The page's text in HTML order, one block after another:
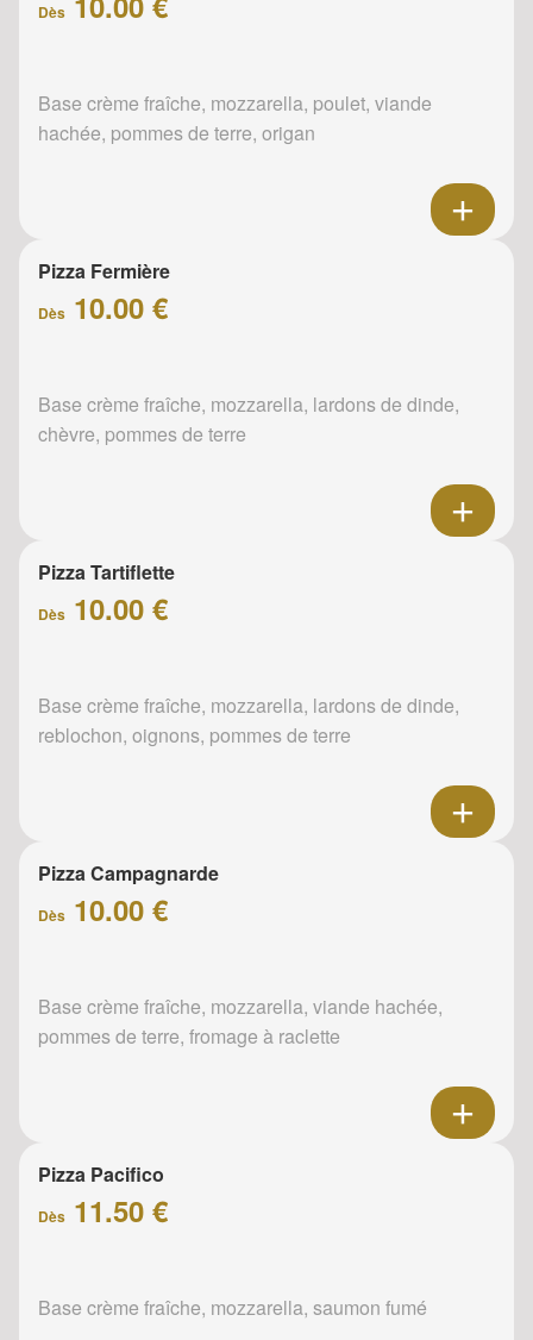
Dès
Base crème fraîche, mozzarella, poulet, viande
hachée, pommes de terre, origan
Pizza Fermière
Dès 10.00 €
Base crème fraîche, mozzarella, lardons de dinde,
chèvre, pommes de terre
Pizza Tartiflette
Dès 10.00 €
Base crème fraîche, mozzarella, lardons de dinde,
reblochon, oignons, pommes de terre
Pizza Campagnarde
Dès 10.00 €
Base crème fraîche, mozzarella, viande hachée,
pommes de terre, fromage à raclette
Pizza Pacifico
Dès 11.50 €
Base crème fraîche, mozzarella, saumon fumé